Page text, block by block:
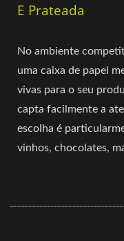
E Prateada
No ambiente
uma caixa de papel
vivas para o seu
capta facilmente a
escolha é
vinhos, chocolates,